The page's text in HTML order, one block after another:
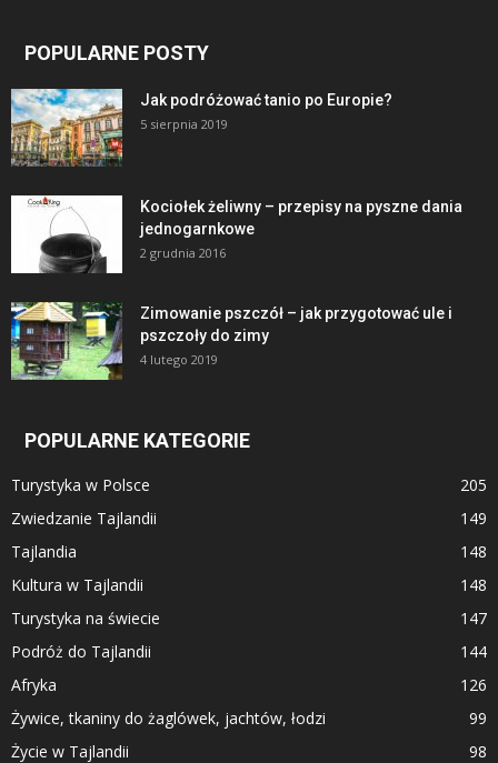
POPULARNE POSTY
Jak podróżować tanio po Europie?
5 sierpnia 2019
Kociołek żeliwny – przepisy na pyszne dania
jednogarnkowe
2 grudnia 2016
Zimowanie pszczół – jak przygotować ule i
pszczoły do zimy
4 lutego 2019
POPULARNE KATEGORIE
Turystyka w Polsce
205
Zwiedzanie Tajlandii
149
Tajlandia
148
Kultura w Tajlandii
148
Turystyka na świecie
147
Podróż do Tajlandii
144
Afryka
126
Żywice, tkaniny do żaglówek, jachtów, łodzi
99
Życie w Tajlandii
98